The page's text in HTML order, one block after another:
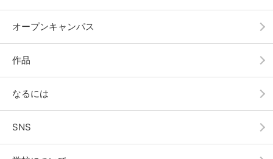
オープンキャンパス
作品
なるには
SNS